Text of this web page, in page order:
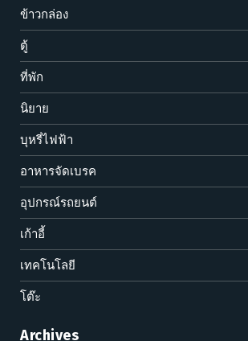
ข้าวกล่อง
ตู้
ที่พัก
นิยาย
บุหรี่ไฟฟ้า
อาหารจัดเบรค
อุปกรณ์รถยนต์
เก้าอี้
เทคโนโลยี
โต๊ะ
Archives